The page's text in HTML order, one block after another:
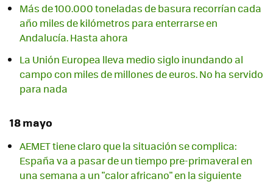
Más de 100.000 toneladas de basura recorrían cada
año miles de kilómetros para enterrarse en
Andalucía. Hasta ahora
La Unión Europea lleva medio siglo inundando al
campo con miles de millones de euros. No ha servido
para nada
18 mayo
AEMET tiene claro que la situación se complica:
España va a pasar de un tiempo pre-primaveral en
una semana a un "calor africano" en la siguiente